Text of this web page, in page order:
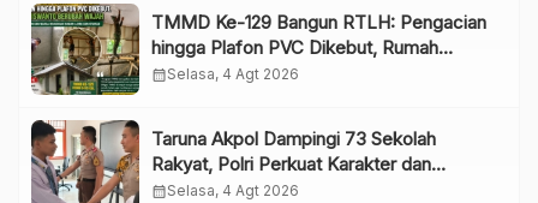
TMMD Ke-129 Bangun RTLH: Pengacian
hingga Plafon PVC Dikebut, Rumah
Siswanto Berubah Wajah
calendar_monthSelasa, 4 Agt 2026
Taruna Akpol Dampingi 73 Sekolah
Rakyat, Polri Perkuat Karakter dan
Kepemimpinan Generasi Muda
calendar_monthSelasa, 4 Agt 2026